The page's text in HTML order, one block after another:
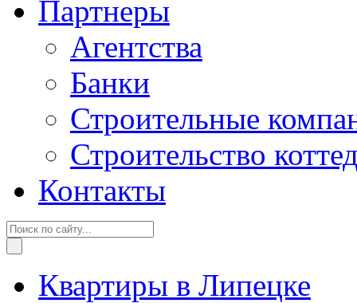
Партнеры
Агентства
Банки
Строительные
Строительство
Контакты
Квартиры в Липецке